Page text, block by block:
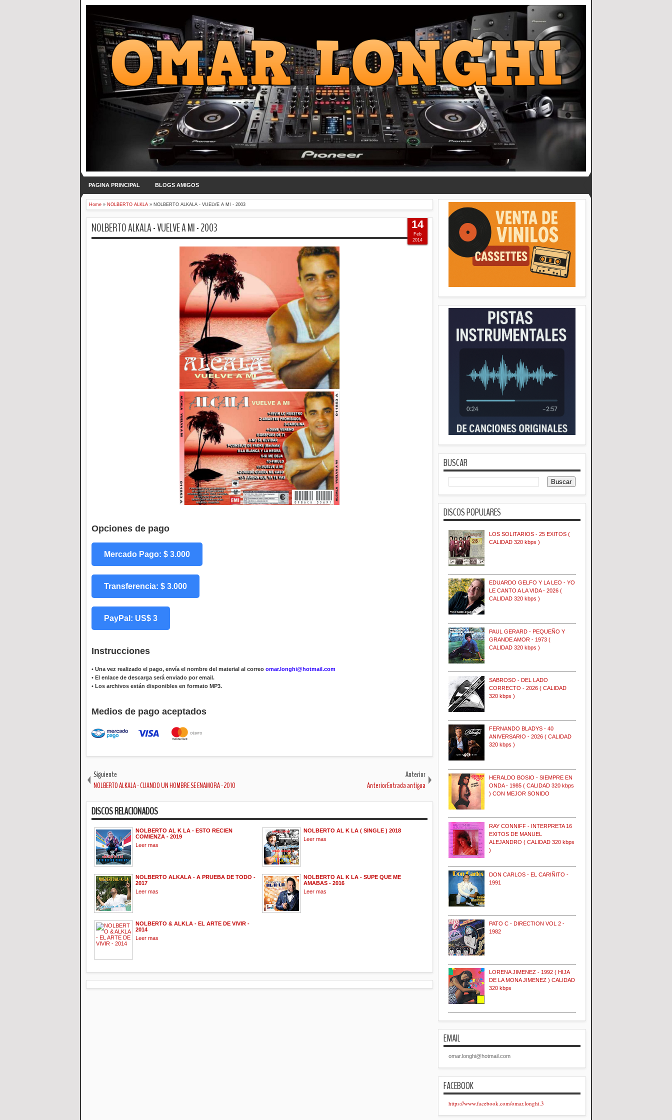
PAGINA PRINCIPAL BLOGS AMIGOS
Home » NOLBERTO ALKLA » NOLBERTO ALKALA - VUELVE A MI - 2003
NOLBERTO ALKALA - VUELVE A MI - 2003
Opciones de pago
Mercado Pago: $ 3.000
Transferencia: $ 3.000
PayPal: US$ 3
Instrucciones
• Una vez realizado el pago, envía el nombre del material al correo omar.longhi@hotmail.com
• El enlace de descarga será enviado por email.
• Los archivos están disponibles en formato MP3.
Medios de pago aceptados
14
Feb
2014
Siguiente
NOLBERTO ALKALA - CUANDO UN HOMBRE SE ENAMORA - 2010
Anterior
AnteriorEntrada antigua
DISCOS RELACIONADOS
NOLBERTO AL K LA - ESTO RECIEN
COMIENZA - 2019
Leer mas
NOLBERTO AL K LA ( SINGLE ) 2018
Leer mas
NOLBERTO ALKALA - A PRUEBA DE TODO -
2017
Leer mas
NOLBERTO AL K LA - SUPE QUE ME
AMABAS - 2016
Leer mas
NOLBERTO & ALKLA - EL ARTE DE VIVIR -
2014
Leer mas
BUSCAR
DISCOS POPULARES
LOS SOLITARIOS - 25 EXITOS (
CALIDAD 320 kbps )
EDUARDO GELFO Y LA LEO - YO
LE CANTO A LA VIDA - 2026 (
CALIDAD 320 kbps )
PAUL GERARD - PEQUEÑO Y
GRANDE AMOR - 1973 (
CALIDAD 320 kbps )
SABROSO - DEL LADO
CORRECTO - 2026 ( CALIDAD
320 kbps )
FERNANDO BLADYS - 40
ANIVERSARIO - 2026 ( CALIDAD
320 kbps )
HERALDO BOSIO - SIEMPRE EN
ONDA - 1985 ( CALIDAD 320 kbps
) CON MEJOR SONIDO
RAY CONNIFF - INTERPRETA 16
EXITOS DE MANUEL
ALEJANDRO ( CALIDAD 320 kbps
)
DON CARLOS - EL CARIÑITO -
1991
PATO C - DIRECTION VOL 2 -
1982
LORENA JIMENEZ - 1992 ( HIJA
DE LA MONA JIMENEZ ) CALIDAD
320 kbps
EMAIL
omar.longhi@hotmail.com
FACEBOOK
https://www.facebook.com/omar.longhi.3